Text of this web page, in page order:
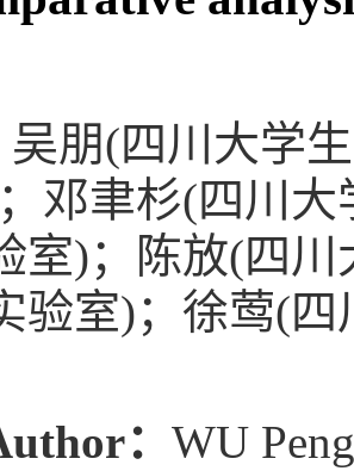
吴朋(四川大学
邓聿杉(四川
室)；陈放(四
验室)；徐莺(
： WU